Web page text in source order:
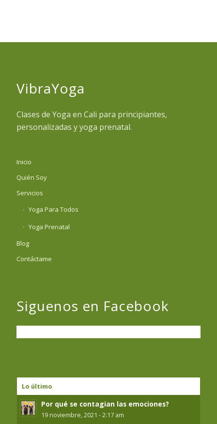
VibraYoga
Clases de Yoga en Cali para principiantes,
personalizadas y yoga prenatal.
Inicio
Quién Soy
Servicios
Yoga Para Todos
Yoga Prenatal
Blog
Contáctame
Siguenos en Facebook
Lo último
Por qué se contagian las emociones?
19 noviembre, 2021 - 2:17 am